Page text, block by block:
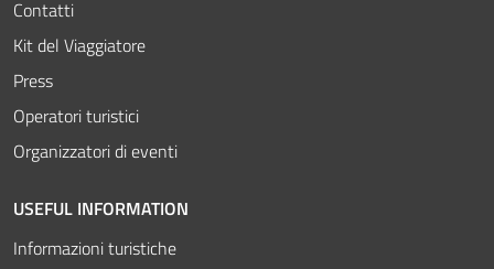
Contatti
Kit del Viaggiatore
Press
Operatori turistici
Organizzatori di eventi
USEFUL INFORMATION
Informazioni turistiche